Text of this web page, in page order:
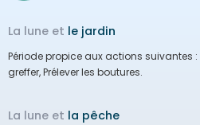
La lune et le jardin
Période propice aux actions suivantes :
greffer, Prélever les boutures.
La lune et la pêche